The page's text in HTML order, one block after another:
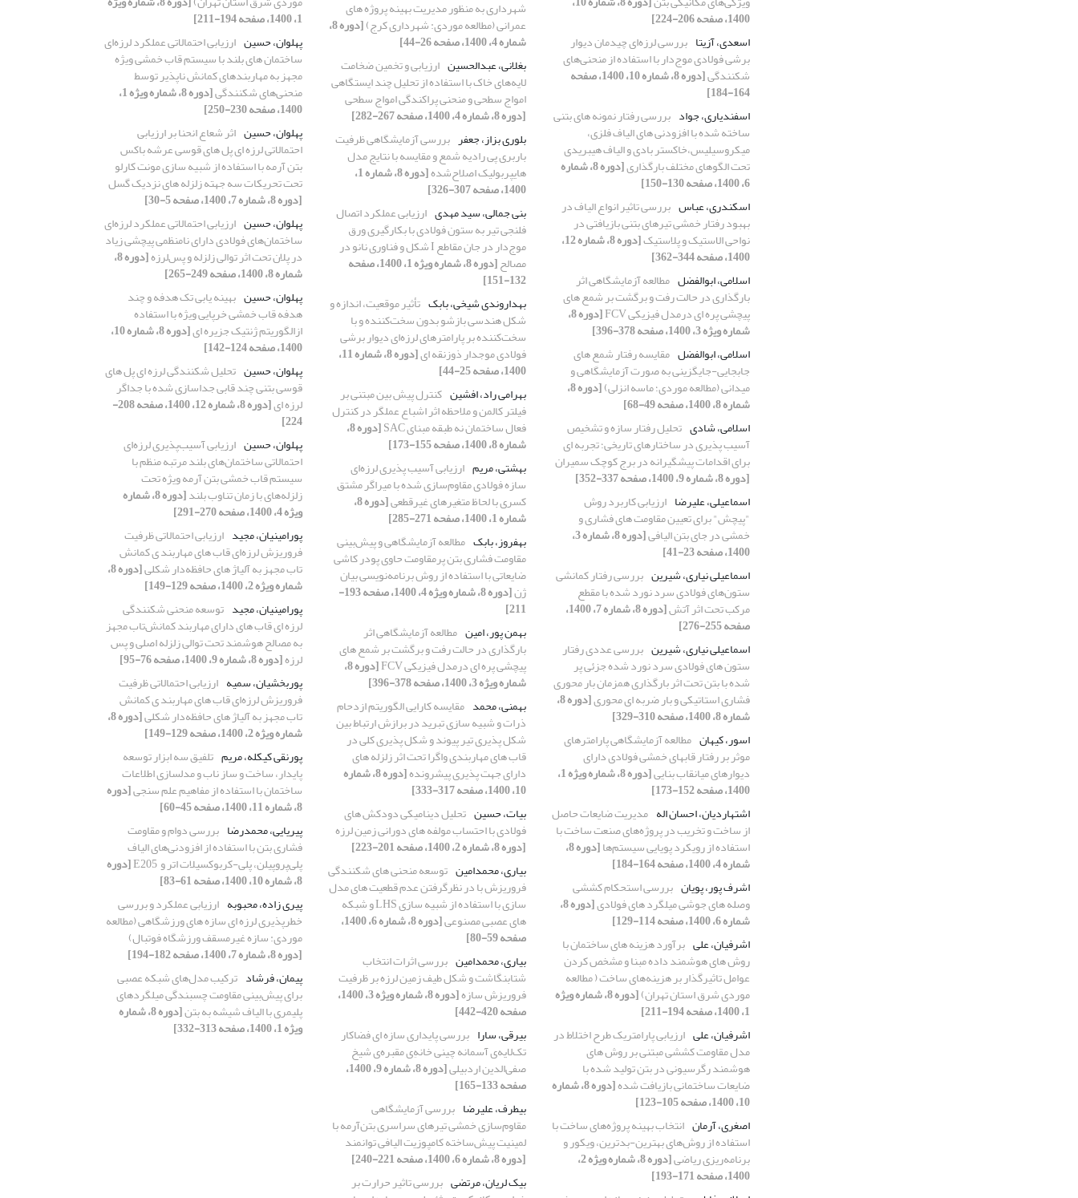
1400، صفحه 206-224]
اسعدی، آزیتا بررسی لرزه‌ای چیدمان دیوار
برشی فولادی موج‌دار با استفاده از منحنی‌های
شکنندگی [دوره 8، شماره 10، 1400، صفحه
164-184]
اسفندیاری، جواد بررسی رفتار نمونه های بتنی
ساخته شده با افزودنی های الیاف فلزی،
میکروسیلیس،خاکستر بادی و الیاف هیبریدی
تحت الگوهای مختلف بارگذاری [دوره 8، شماره
6، 1400، صفحه 130-150]
اسکندری، عباس بررسی تاثیر انواع الیاف در
بهبود رفتار خمشی تیرهای بتنی بازیافتی در
نواحی الاستیک و پلاستیک [دوره 8، شماره 12،
1400، صفحه 344-362]
اسلامی، ابوالفضل مطالعه آزمایشگاهی اثر
بارگذاری در حالت رفت و برگشت بر شمع های
پیچشی پره ای درمدل فیزیکی FCV [دوره 8،
شماره ویژه 3، 1400، صفحه 378-396]
اسلامی، ابوالفضل مقایسه رفتار شمع های
جابجایی-جایگزینی به صورت آزمایشگاهی و
میدانی (مطالعه موردی؛ ماسه انزلی) [دوره 8،
شماره 8، 1400، صفحه 49-68]
اسلامی، شادی تحلیل رفتار سازه و تشخیص
آسیب پذیری در ساختارهای تاریخی؛ تجربه ای
برای اقدامات پیشگیرانه در برج ‌کوچک سمیران
[دوره 8، شماره 9، 1400، صفحه 337-352]
اسماعیلی، علیرضا ارزیابی کاربرد روش
"پیچش" برای تعیین مقاومت های فشاری و
خمشی در جای بتن الیافی [دوره 8، شماره 3،
1400، صفحه 23-41]
اسماعیلی نیاری، شیرین بررسی رفتار کمانشی
ستون‌های فولادی سرد نورد شده با مقطع
مرکب تحت اثر آتش [دوره 8، شماره 7، 1400،
صفحه 255-276]
اسماعیلی نیاری، شیرین بررسی عددی رفتار
ستون های فولادی سرد نورد شده جزئی پر
شده با بتن تحت اثر بارگذاری همزمان بار محوری
فشاری استاتیکی و بار ضربه ای محوری [دوره 8،
شماره 8، 1400، صفحه 310-329]
اسور، کیهان مطالعه آزمایشگاهی پارامترهای
موثر بر رفتار قابهای خمشی فولادی دارای
دیوارهای میانقاب بنایی [دوره 8، شماره ویژه 1،
1400، صفحه 152-173]
اشتهاردیان، احسان اله مدیریت ضایعات حاصل
از ساخت و تخریب در پروژه‌های صنعت ساخت با
استفاده از رویکرد پویایی سیستم‌ها [دوره 8،
شماره 4، 1400، صفحه 164-184]
اشرف پور، پویان بررسی استحکام کششی
وصله های جوشی میلگرد های فولادی [دوره 8،
شماره 6، 1400، صفحه 114-129]
اشرفیان، علی برآورد هزینه های ساختمان با
روش های هوشمند داده مبنا و مشخص کردن
عوامل تاثیرگذار بر هزینه‌های ساخت ( مطالعه
موردی شرق استان تهران) [دوره 8، شماره ویژه
1، 1400، صفحه 194-211]
اشرفیان، علی ارزیابی پارامتریک طرح اختلاط در
مدل مقاومت کششی مبتنی بر روش های
هوشمند رگرسیونی در بتن تولید شده با
ضایعات ساختمانی بازیافت شده [دوره 8، شماره
10، 1400، صفحه 105-123]
اصغری، آرمان انتخاب بهینه پروژه‌های ساخت با
استفاده از روش‌های بهترین-بدترین، ویکور و
برنامه‌ریزی ریاضی [دوره 8، شماره ویژه 2،
1400، صفحه 171-193]
شهرداری به منظور مدیریت بهینه پروژه های
عمرانی (مطالعه موردی: شهرداری کرج) [دوره 8،
شماره 4، 1400، صفحه 26-44]
بغلانی، عبدالحسین ارزیابی و تخمین ضخامت
لایه‌های خاک با استفاده از تحلیل چند ایستگاهی
امواج سطحی و منحنی پراکندگی امواج سطحی
[دوره 8، شماره 4، 1400، صفحه 267-282]
بلوری بزاز، جعفر بررسی آزمایشگاهی ظرفیت
باربری پی رادیه شمع و مقایسه با نتایج مدل
هایپربولیک اصلاح‌شده [دوره 8، شماره 1،
1400، صفحه 307-326]
بنی جمالی، سید مهدی ارزیابی عملکرد اتصال
فلنجی تیر به ستون فولادی با بکارگیری ورق
موج‌دار در جان مقاطع I شکل و فناوری نانو در
مصالح [دوره 8، شماره ویژه 1، 1400، صفحه
132-151]
بهداروندی شیخی، بابک تأثیر موقعیت، اندازه و
شکل هندسی بازشو بدون سخت‌کننده و با
سخت‌کننده بر پارامترهای لرزه‌ای دیوار برشی
فولادی موجدار ذوزنقه ای [دوره 8، شماره 11،
1400، صفحه 25-44]
بهرامی راد، افشین کنترل پیش بین مبتنی بر
فیلتر کالمن و ملاحظه اثر اشباع عملگر در کنترل
فعال ساختمان نه طبقه مبنای SAC [دوره 8،
شماره 8، 1400، صفحه 155-173]
بهشتی، مریم ارزیابی آسیب پذیری لرزه‌ای
سازه فولادی مقاوم‌سازی شده با میراگر مشتق
کسری با لحاظ متغیرهای غیرقطعی [دوره 8،
شماره 1، 1400، صفحه 271-285]
بهفروز، بابک مطالعه آزمایشگاهی و پیش‌بینی
مقاومت فشاری بتن پرمقاومت حاوی پودر کاشی
ضایعاتی با استفاده از روش برنامه‌نویسی بیان
ژن [دوره 8، شماره ویژه 4، 1400، صفحه 193-
211]
بهمن پور، امین مطالعه آزمایشگاهی اثر
بارگذاری در حالت رفت و برگشت بر شمع های
پیچشی پره ای درمدل فیزیکی FCV [دوره 8،
شماره ویژه 3، 1400، صفحه 378-396]
بهمنی، محمد مقایسه کارایی الگوریتم ازدحام
ذرات و شبیه سازی تبرید در برازش ارتباط بین
شکل پذیری تیر پیوند و شکل پذیری کلی در
قاب های مهاربندی واگرا تحت اثر زلزله های
دارای جهت پذیری پیشرونده [دوره 8، شماره
10، 1400، صفحه 317-333]
بیات، حسین تحلیل دینامیکی دودکش های
فولادی با احتساب مولفه های دورانی زمین لرزه
[دوره 8، شماره 2، 1400، صفحه 201-223]
بیاری، محمدامین توسعه منحنی های شکنندگی
فروریزش با در نظرگرفتن عدم قطعیت های مدل
سازی با استفاده از شبیه سازی LHS و شبکه
های عصبی مصنوعی [دوره 8، شماره 6، 1400،
صفحه 59-80]
بیاری، محمدامین بررسی اثرات انتخاب
شتابنگاشت و شکل طیف زمین لرزه بر ظرفیت
فروریزش سازه [دوره 8، شماره ویژه 3، 1400،
صفحه 420-442]
بیرقی، سارا بررسی پایداری سازه ای ‌فضاکار
تک‌لایه‌ی آسمانه چینی خانهِ‌ی مقبره‌ی شیخ
صفی‌الدین اردبیلی [دوره 8، شماره 9، 1400،
صفحه 133-165]
بیطرف، علیرضا بررسی آزمایشگاهی
مقاوم‌سازی خمشی تیرهای سراسری بتن‌آرمه با
لمینیت پیش‌ساخته کامپوزیت الیافی توانمند
[دوره 8، شماره 6، 1400، صفحه 221-240]
بیک لریان، مرتضی بررسی تاثیر حرارت بر
1، 1400، صفحه 194-211]
پهلوان، حسین ارزیابی احتمالاتی عملکرد لرزه‌ای
ساختمان های بلند با سیستم قاب خمشی ویژه
مجهز به مهاربندهای کمانش ناپذیر توسط
منحنی‌های شکنندگی [دوره 8، شماره ویژه 1،
1400، صفحه 230-250]
پهلوان، حسین اثر شعاع انحنا بر ارزیابی
احتمالاتی لرزه ای پل های قوسی عرشه باکس
بتن آرمه با استفاده از شبیه سازی مونت کارلو
تحت تحریکات سه جهته زلزله های نزدیک گسل
[دوره 8، شماره 7، 1400، صفحه 5-30]
پهلوان، حسین ارزیابی احتمالاتی عملکرد لرزه‌ای
ساختمان‌های فولادی دارای نامنظمی پیچشی زیاد
در پلان تحت اثر توالی زلزله و پس‌لرزه [دوره 8،
شماره 8، 1400، صفحه 249-265]
پهلوان، حسین بهینه یابی تک هدفه و چند
هدفه قاب خمشی خرپایی ویژه با استفاده
ازالگوریتم ژنتیک جزیره ای [دوره 8، شماره 10،
1400، صفحه 124-142]
پهلوان، حسین تحلیل شکنندگی لرزه ای پل های
قوسی بتنی چند قابی جداسازی شده با جداگر
لرزه ای [دوره 8، شماره 12، 1400، صفحه 208-
224]
پهلوان، حسین ارزیابی آسیب‌پذیری لرزه‌ای
احتمالاتی ساختمان‌های بلند مرتبه منظم با
سیستم قاب خمشی بتن آرمه ویژه تحت
زلزله‌های با زمان تناوب بلند [دوره 8، شماره
ویژه 4، 1400، صفحه 270-291]
پورامینیان، مجید ارزیابی احتمالاتی ظرفیت
فروریزش لرزه‌ای قاب های مهاربند ی کمانش
تاب مجهز به آلیاژ های حافظه‌دار شکلی [دوره 8،
شماره ویژه 2، 1400، صفحه 129-149]
پورامینیان، مجید توسعه منحنی شکنندگی
لرزه ای قاب های دارای مهاربند کمانش‌تاب مجهز
به مصالح هوشمند تحت توالی زلزله اصلی و پس
لرزه[دوره 8، شماره 9، 1400، صفحه 76-95]
پوربخشیان، سمیه ارزیابی احتمالاتی ظرفیت
فروریزش لرزه‌ای قاب های مهاربند ی کمانش
تاب مجهز به آلیاژ های حافظه‌دار شکلی [دوره 8،
شماره ویژه 2، 1400، صفحه 129-149]
پورنقی کیکله، مریم تلفیق سه ابزار توسعه
پایدار، ساخت و ساز ناب و مدلسازی اطلاعات
ساختمان با استفاده از مفاهیم علم سنجی[دوره
8، شماره 11، 1400، صفحه 45-60]
پیریایی، محمدرضا بررسی دوام و مقاومت
فشاری بتن با استفاده از افزودنی‌های الیاف
پلی‌پروپیلن، پلی-کربوکسیلات اتر و ‌ E205 [دوره
8، شماره 10، 1400، صفحه 61-83]
پیری زاده، محبوبه ارزیابی عملکرد و بررسی
خطرپذیری لرزه ای سازه های ورزشگاهی (مطالعه
موردی: سازه غیرمسقف ورزشگاه فوتبال)
[دوره 8، شماره 7، 1400، صفحه 182-194]
پیمان، فرشاد ترکیب مدل‌های شبکه عصبی
برای پیش‌بینی مقاومت چسبندگی میلگردهای
پلیمری با الیاف شیشه به بتن [دوره 8، شماره
ویژه 1، 1400، صفحه 313-332]